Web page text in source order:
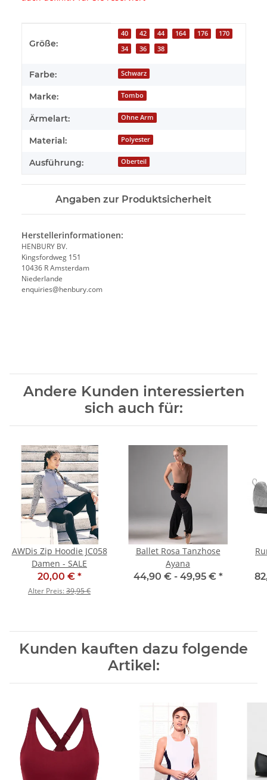
Größe:
40 42 44 164 176
170
34
36 38
Farbe: Schwarz
Marke: Tombo
Ärmelart: Ohne Arm
Material: Polyester
Ausführung: Oberteil
Angaben zur Produktsicherheit
Herstellerinformationen:
HENBURY BV.
Kingsfordweg 151
10436 R Amsterdam
Niederlande
enquiries@henbury.com
Andere Kunden interessierten
sich auch für:
AWDis Zip Hoodie JC058
Damen - SALE
20,00 € *
Alter Preis:39,95 €
Ballet Rosa Tanzhose
Ayana
44,90 € - 49,95 € *
Kunden kauften dazu folgende
Artikel: